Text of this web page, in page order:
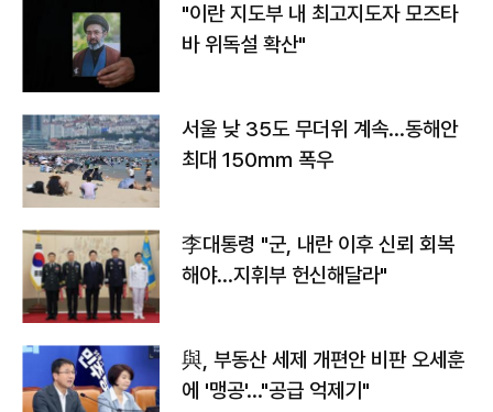
"이란 지도부 내 최고지도자 모즈타
바 위독설 확산"
서울 낮 35도 무더위 계속…동해안
최대 150㎜ 폭우
李대통령 "군, 내란 이후 신뢰 회복
해야…지휘부 헌신해달라"
與, 부동산 세제 개편안 비판 오세훈
에 '맹공'…"공급 억제기"